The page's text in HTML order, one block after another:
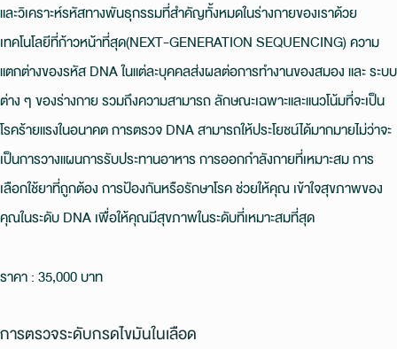
และวิเคราะห์รหัสทางพันธุกรรมที่สําคัญทั้งหมดในร่างกายของเราด้วย
เทคโนโลยีที่ก้าวหน้าที่สุด(NEXT-GENERATION SEQUENCING) ความ
แตกต่างของรหัส DNA ในแต่ละบุคคลส่งผลต่อการทํางานของสมอง และ ระบบ
ต่าง ๆ ของร่างกาย รวมถึงความสามารถ ลักษณะเฉพาะและแนวโน้มที่จะเป็น
โรคร้ายแรงในอนาคต การตรวจ DNA สามารถให้ประโยชน์ได้มากมายไม่ว่าจะ
เป็นการวางแผนการรับประทานอาหาร การออกกําลังกายที่เหมาะสม การ
เลือกใช้ยาที่ถูกต้อง การป้องกันหรือรักษาโรค ช่วยให้คุณ เข้าใจสุขภาพของ
คุณในระดับ DNA เพื่อให้คุณมีสุขภาพในระดับที่เหมาะสมที่สุด
ราคา : 35,000 บาท
การตรวจระดับกรดไขมันในเลือด